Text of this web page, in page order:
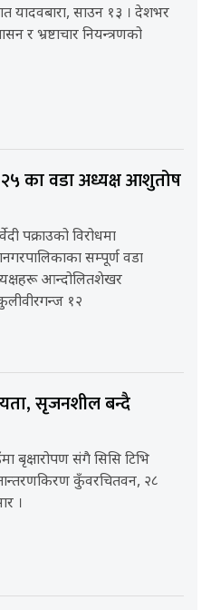
यादवबारा, साउन १३ । देशभर
र भ्रष्टाचार नियन्त्रणको
का वडा अध्यक्ष आशुतोष
पक्राउको विरोधमा
सम्पूर्ण वडा
आन्दोलितशेखर
१२
सृजनशील बन्दै
बृक्षारोपण संगै सिसि टिभि
कुँवरचितवन, २८
।